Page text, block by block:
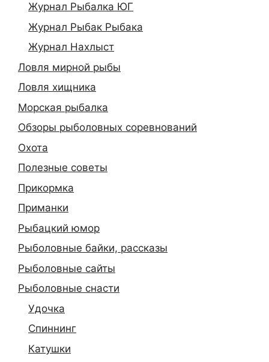
Журнал Рыбалка ЮГ
Журнал Рыбак Рыбака
Журнал Нахлыст
Ловля мирной рыбы
Ловля хищника
Морская рыбалка
Обзоры рыболовных соревнований
Охота
Полезные советы
Прикормка
Приманки
Рыбацкий юмор
Рыболовные байки, рассказы
Рыболовные сайты
Рыболовные снасти
Удочка
Спиннинг
Катушки